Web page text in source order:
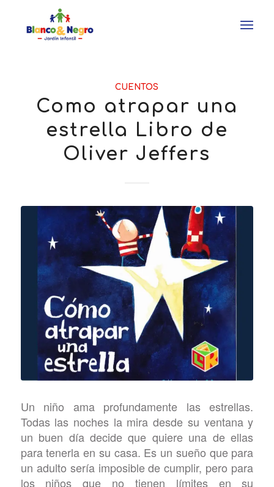
CUENTOS
Como atrapar una
estrella Libro de
Oliver Jeffers
Un niño ama profundamente las estrellas.
Todas las noches la mira desde su ventana y
un buen día decide que quiere una de ellas
para tenerla en su casa. Es un sueño que para
un adulto sería imposible de cumplir, pero para
los niños que no tienen límites en su